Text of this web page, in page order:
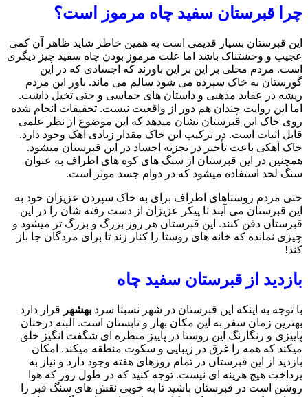
چرا قبرستان سفید چاه مرموز است؟
این قبرستان بسیار قدیمی است به همین خاطر شاید ظاهر آن کمی
عجیب و وحشتناک باشد اما علت مرموز بودن چاه سفید چیز دیگری
است. مردم محلی بر این بر این باورند که اجسادی که در این
گورستان به خاک سپرده می شود سالم می ماند. باور این مردم
ریشه در عقاید مذهبی و داستان های حماسی و حتی تخیل داشت.
اما این روایت چندان هم دور از واقعیت نیست. تحقیقات انجام شده
روی خاک این قبرستان نشان میدهد که این موضوع از نظر علمی
قابل اثبات است. در ترکیب این خاک مقدار زیادی آهک وجود دارد.
خاک آهکی باعث تأخیر در تجزیه اجساد در این قبرستان میشود.
همچنین در این قبرستان از سنگ های کوه های اطراف به عنوان
سنگ لحد استفاده میشود که در دوام جسد موثر است.
حتی مردم روستاهای اطراف برای به خاک سپردن عزیزان خود به
این قبرستان می آیند تا پیکر عزیزان از دست رفته شان را در این
قبرستان دفن کنند. این قبرستان هر روز بزرگ و بزرگ تر میشود و
چیزی نمانده که خانه های روستا را کنار زند تا برای مردگان جا باز
کند!
بازدید از قبرستان سفید چاه
با توجه به اینکه این قبرستان در شهر نسبتا سرد بهشهر قرار دارد
بهترین زمان سفر به این مکان بهار و تابستان است. البته درختان
پاییزی و رنگارنگ این روستا در پاییز منظره ای شگفت انگیز خلق
میکند که همه را غرق در زیبایی و سکوت منطقه میکند. امکان
بازدید از این قبرستان در تمام روزهای هفته وجود دارد و نیاز به
پرداخت هیچ هزینه ای نیست. توجه کنید که در طول روز که هوا
روشن است در قبرستان باشید تا به خوبی نقش های سنگ قبر را